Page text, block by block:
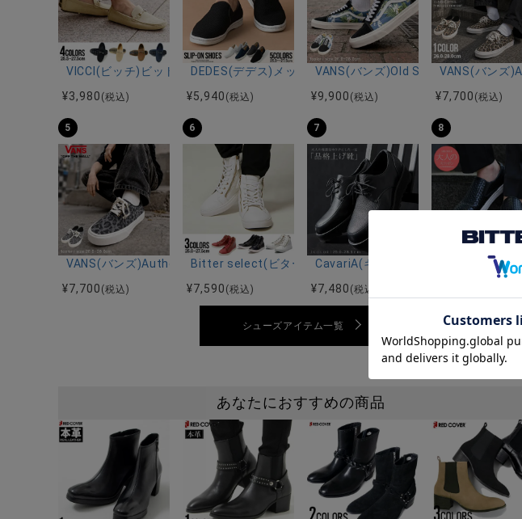
VICCI(ビッチ)ビット付きドライビングシューズ/全4色
¥3,980 (税込)
DEDES(デデス)メッシュ風カップインソールスリッポンシュ
¥5,940 (税込)
VANS(バンズ)Old Skool FLORAL
¥9,900 (税込)
VANS(バンズ
¥7,700 (税込)
5
VANS(バンズ)Authentic LEOPARD BLACK/PEWTER/全1色
¥7,700 (税込)
6
Bitter select(ビターセレクト)ジップデザインフェイクレザー
¥7,590 (税込)
7
CavariA(キャバリア)シャークソール
¥7,480 (税込)
8
DEDES(デデ
シューズアイテム一覧
あなたにおすすめの商品